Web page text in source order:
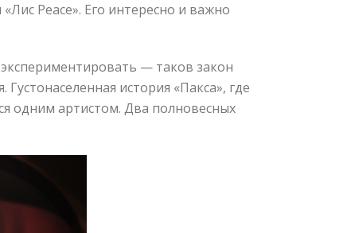
Peace». Его интересно и важно
— таков закон
история «Пакса», где
одним артистом. Два полновесных